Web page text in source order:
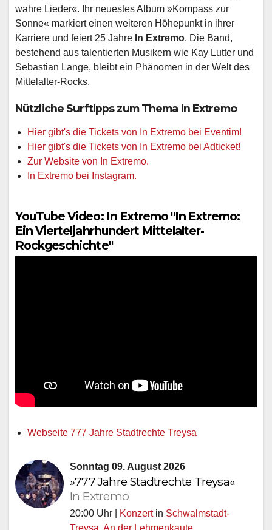
wahre Lieder«. Ihr neuestes Album »Kompass zur
Sonne« markiert einen weiteren Höhepunkt in ihrer
Karriere und feiert 25 Jahre In Extremo. Die Band,
bestehend aus talentierten Musikern wie Kay Lutter und
Sebastian Lange, bleibt ein Phänomen in der Welt des
Mittelalter-Rocks.
Nützliche Surftipps zum Thema In Extremo
Hier gibt's die Tickets von In Extremo bei Eventim!
Hier gibt's die Tickets von In Extremo bei Adticket!
Zur Website von In Extremo.
In Extremo bei Instagram.
YouTube Video: In Extremo "In Extremo:
Ein Vierteljahrhundert Mittelalter-
Rockgeschichte"
Webseite 777 Jahre Stadtrechte Treysa
Sonntag 09. August 2026
»777 Jahre Stadtrechte Treysa«
In Extremo
20:00 Uhr | Konzertin Schwalmstadt-
Treysa An der Lehmenkaute